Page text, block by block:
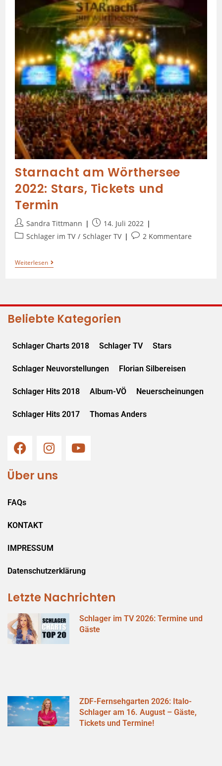
Starnacht am Wörthersee
2022: Stars, Tickets und
Termin
Sandra Tittmann
14. Juli 2022
Schlager im TV / Schlager TV 2 Kommentare
Weiterlesen
Beliebte Kategorien
Schlager Charts 2018 Schlager TV Stars
Schlager Neuvorstellungen Florian Silbereisen
Schlager Hits 2018 Album-VÖ Neuerscheinungen
Schlager Hits 2017 Thomas Anders
Über uns
FAQs
KONTAKT
IMPRESSUM
Datenschutzerklärung
Letzte Nachrichten
Schlager im TV 2026: Termine und
Gäste
ZDF-Fernsehgarten 2026: Italo-
Schlager am 16. August – Gäste,
Tickets und Termine!